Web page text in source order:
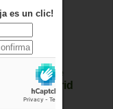
que
de Madrid
es un clic!